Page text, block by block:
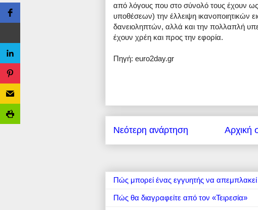
από λόγους που στο σύνολό τους έχουν
υποθέσεων) την έλλειψη
δανειοληπτών, αλλά και την πολλαπλή
έχουν χρέη και προς την εφορία.
Πηγή: euro2day.gr
Νεότερη ανάρτηση Αρχική
Πώς μπορεί ένας εγγυητής να
Πώς θα διαγραφείτε από τον «Τειρεσία»